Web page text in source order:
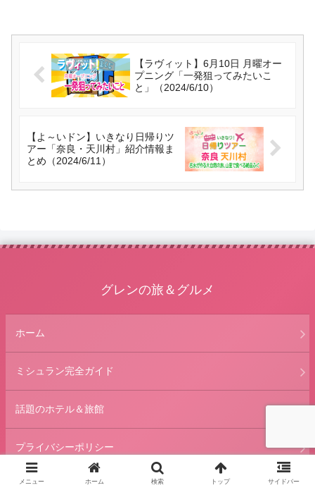
【ラヴィット】6月10日 月曜オー
プニング「一発狙ってみたいこ
と」（2024/6/10）
【よ～いドン】いきなり日帰りツ
アー「奈良・天川村」紹介情報ま
とめ（2024/6/11）
グレンの旅＆グルメ
ホーム
ミシュラン完全ガイド
話題のホテル＆旅館
プライバシーポリシー
プロフィール
メニュー ホーム 検索 トップ サイドバー